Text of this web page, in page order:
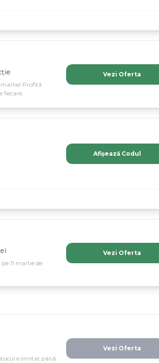
martie! Profită
fiecare
Vezi Oferta
Afișează Codul
11 martie de
Vezi Oferta
e limitat până
Vezi Oferta